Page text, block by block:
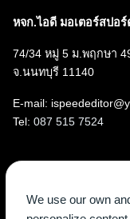
หจก.ไอดี มอเตอร์สปอร์
74/34 หมู่ 5 ม.พฤกษา
จ.นนทบุรี 11140
E-mail:
Tel: 087 515 7524
Facebook
Instagram
YouTube
X
We use our own